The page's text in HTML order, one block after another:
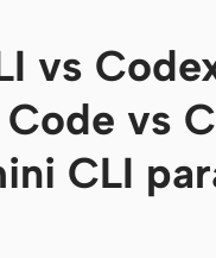
vs
vs
CLI